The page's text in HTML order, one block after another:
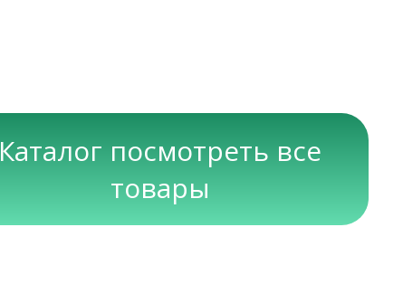
Каталог посмотреть все
товары